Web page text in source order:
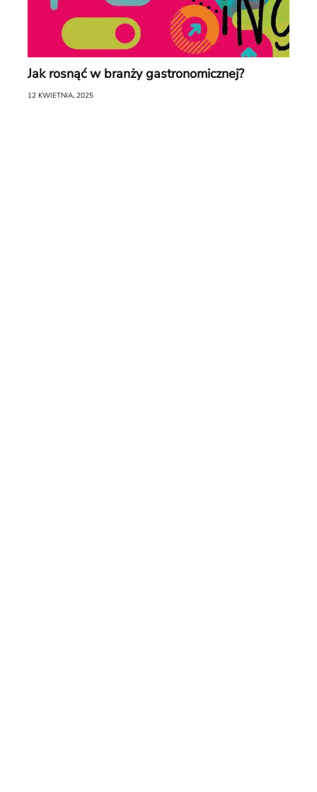
Jak rosnąć w branży gastronomicznej?
12 KWIETNIA, 2025